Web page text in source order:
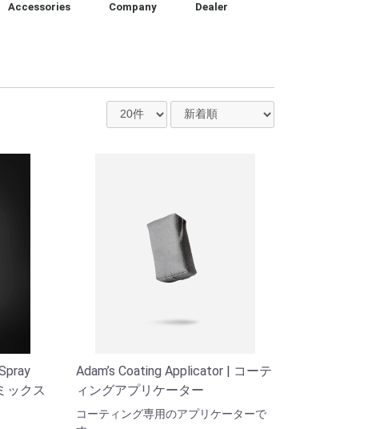
Accessories Company Dealer
ックス
Adam’s Coating Applicator | コーテ
ィングアプリケーター
コーティング専用のアプリケーターで